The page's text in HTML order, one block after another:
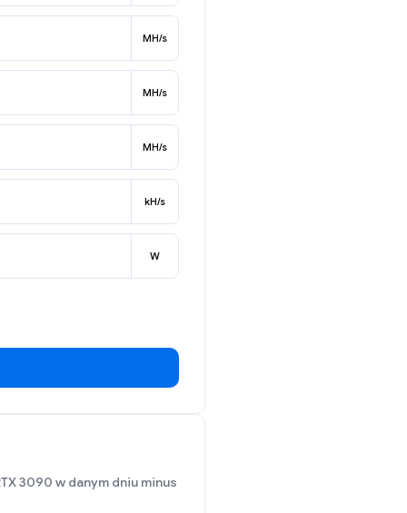
MH/s
MH/s
MH/s
kH/s
W
3090 w danym dniu minus